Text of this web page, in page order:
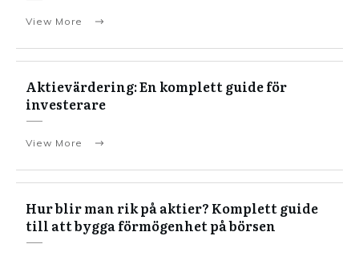
View More
Aktievärdering: En komplett guide för
investerare
View More
Hur blir man rik på aktier? Komplett guide
till att bygga förmögenhet på börsen